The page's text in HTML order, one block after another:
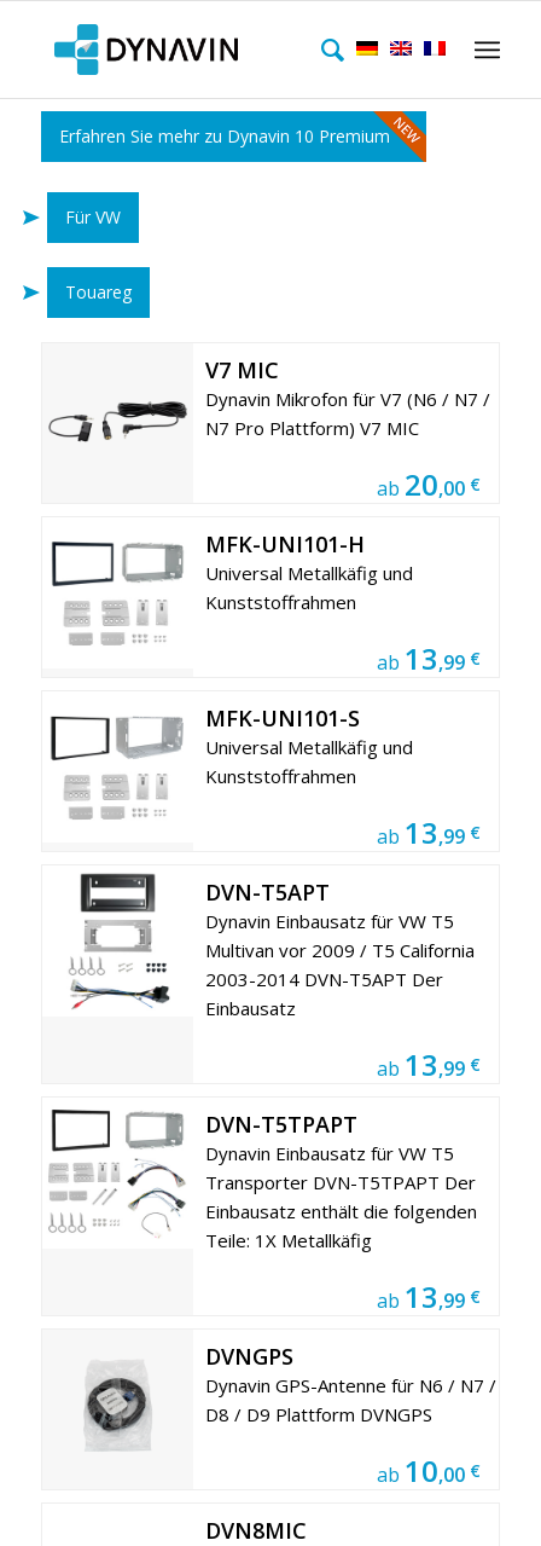
Erfahren Sie mehr zu Dynavin 10 Premium
Für VW
Touareg
V7 MIC
Dynavin Mikrofon für V7 (N6 / N7 /
N7 Pro Plattform) V7 MIC
ab 20,00 €
MFK-UNI101-H
Universal Metallkäfig und
Kunststoffrahmen
ab 13,99 €
MFK-UNI101-S
Universal Metallkäfig und
Kunststoffrahmen
ab 13,99 €
DVN-T5APT
Dynavin Einbausatz für VW T5
Multivan vor 2009 / T5 California
2003-2014 DVN-T5APT Der
Einbausatz
ab 13,99 €
DVN-T5TPAPT
Dynavin Einbausatz für VW T5
Transporter DVN-T5TPAPT Der
Einbausatz enthält die folgenden
Teile: 1X Metallkäfig
ab 13,99 €
DVNGPS
Dynavin GPS-Antenne für N6 / N7 /
D8 / D9 Plattform DVNGPS
ab 10,00 €
DVN8MIC